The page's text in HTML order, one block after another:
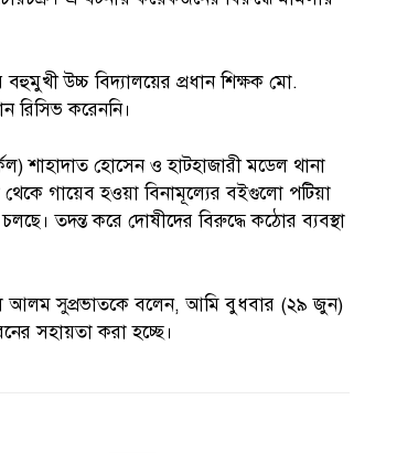
উচ্চ বিদ্যালয়ের প্রধান শিক্ষক মো.
করেননি।
শাহাদাত হোসেন ও হাটহাজারী মডেল থানা
থেকে গায়েব হওয়া বিনামূল্যের বইগুলো পটিয়া
তদন্ত করে দোষীদের বিরুদ্ধে কঠোর ব্যবস্থা
আলম সুপ্রভাতকে বলেন, আমি বুধবার (২৯ জুন)
সহায়তা করা হচ্ছে।